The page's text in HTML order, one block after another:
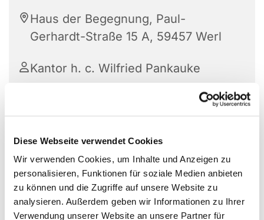
Diese Webseite verwendet Cookies
Wir verwenden Cookies, um Inhalte und Anzeigen zu
personalisieren, Funktionen für soziale Medien anbieten
zu können und die Zugriffe auf unsere Website zu
analysieren. Außerdem geben wir Informationen zu Ihrer
Verwendung unserer Website an unsere Partner für
Haus der Begegnung, Paul-
Gerhardt-Straße 15 A, 59457 Werl
Kantor h. c. Wilfried Pankauke